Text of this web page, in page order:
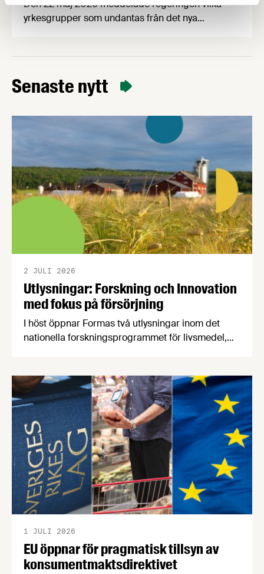
Den 22 maj 2026 meddelade regeringen vilka
yrkesgrupper som undantas från det nya
innebär att flera av livsmedelsindustrins bristyrken
att bärplockare av vilda bär framöver hanteras
säsongsanställning.
Senaste nytt
Utlysningar: Forskning och Innovation
med fokus på försörjning
2 JULI 2026
I höst öppnar Formas två utlysningar inom det
nationella forskningsprogrammet för livsmedel,
en motståndskraftig livsmedelsförsörjning", och
båda syftar till att bana väg för innovationer som
stärker Sveriges livsmedelsförsörjning.
EU öppnar för pragmatisk tillsyn av
konsumentmaktsdirektivet
1 JULI 2026